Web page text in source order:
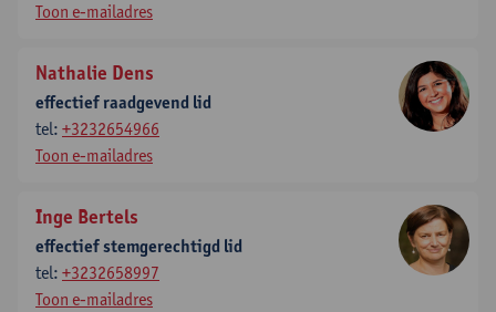
Toon e-mailadres
Nathalie Dens
effectief raadgevend lid
tel: +3232654966
Toon e-mailadres
Inge Bertels
effectief stemgerechtigd lid
tel: +3232658997
Toon e-mailadres